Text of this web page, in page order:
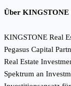
Über KINGSTONE
KINGSTONE Real
Pegasus Capital
Real Estate
Spektrum an